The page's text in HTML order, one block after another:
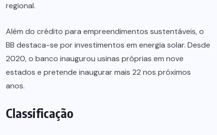
regional.
Além do crédito para empreendimentos sustentáveis, o
BB destaca-se por investimentos em energia solar. Desde
2020, o banco inaugurou usinas próprias em nove
estados e pretende inaugurar mais 22 nos próximos
anos.
Classificação